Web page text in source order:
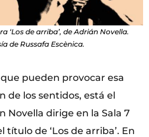
‘Los de arriba’, de Adrián Novella.
de Russafa Escènica.
pueden provocar esa
de los sentidos, está el
Novella dirige en la Sala 7
título de ‘Los de arriba’. En